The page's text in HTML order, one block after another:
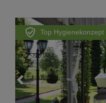
Top Hygienekonzept